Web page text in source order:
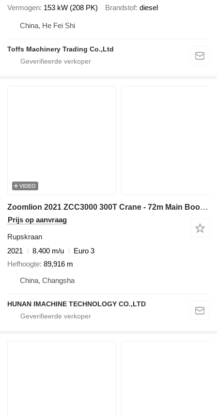
Vermogen 153 kW (208 PK) Brandstof diesel
China, He Fei Shi
Toffs Machinery Trading Co.,Ltd
VIDEO
Zoomlion 2021 ZCC3000 300T Crane - 72m Main Boom & 60m Jib - Only 8400 Ho
Prijs op aanvraag
Rupskraan
2021
8.400 m/u
Euro 3
Hefhoogte 89,916 m
China, Changsha
HUNAN IMACHINE TECHNOLOGY CO.,LTD